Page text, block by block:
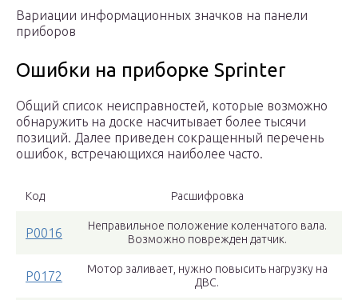
Вариации информационных значков на панели
приборов
Ошибки на приборке Sprinter
Общий список неисправностей, которые возможно
обнаружить на доске насчитывает более тысячи
позиций. Далее приведен сокращенный перечень
ошибок, встречающихся наиболее часто.
Код Расшифровка
Р0016
Неправильное положение коленчатого вала.
Возможно поврежден датчик.
Р0172
Мотор заливает, нужно повысить нагрузку на
ДВС.